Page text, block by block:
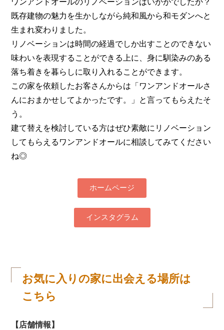
既存建物の魅力を生かしながら純和風から和モダンへと
生まれ変わりました。
リノベーションは時間の経過でしか出すことのできない
味わいを表現することができる上に、身に馴染みのある
落ち着きを暮らしに取り入れることができます。
この家を依頼したお客さんからは「ワンアンドオールさ
んにおまかせしてよかったです。」と言ってもらえたそ
う。
建て替えを検討している方はぜひ素敵にリノベーション
してもらえるワンアンドオールに相談してみてください
ね◎
ホームページ
インスタグラム
お気に入りの家に出会える場所は
こちら
【店舗情報】